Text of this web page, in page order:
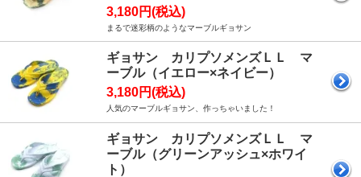
3,180円(税込)
まるで迷彩柄のようなマーブルギョサン
ギョサン カリプソメンズＬＬ マ
ーブル（イエロー×ネイビー）
3,180円(税込)
人気のマーブルギョサン、作っちゃいました！
ギョサン カリプソメンズＬＬ マ
ーブル（グリーンアッシュ×ホワイ
ト）